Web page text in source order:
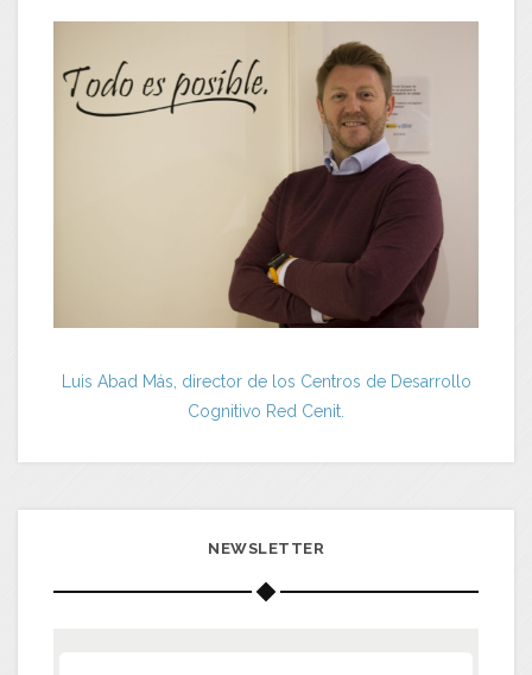
Luis Abad Más, director de los Centros de Desarrollo
Cognitivo Red Cenit.
NEWSLETTER